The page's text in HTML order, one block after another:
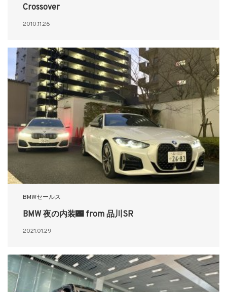
Crossover
2010.11.26
BMWセールス
BMW 夜の内装🌃 from 品川SR
2021.01.29